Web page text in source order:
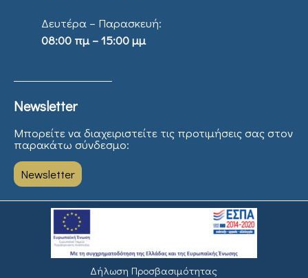
Δευτέρα – Παρασκευή:
08:00 πμ – 15:00 μμ
Newsletter
Μπορείτε να διαχειριστείτε τις προτιμήσεις σας στον
παρακάτω σύνδεσμο:
Newsletter
Δήλωση Προσβασιμότητας